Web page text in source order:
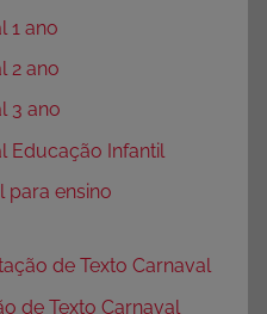
1 ano
2 ano
3 ano
Educação Infantil
para ensino
de Texto Carnaval
de Texto Carnaval